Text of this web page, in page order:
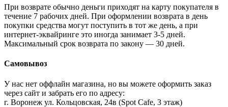
При возврате обычно деньги приходят на карту покупателя в
течение 7 рабочих дней. При оформлении возврата в день
покупки средства могут поступить в тот же день, а при
интернет-эквайринге это иногда занимает 3-5 дней.
Максимальный срок возврата по закону — 30 дней.
Самовывоз
У нас нет оффлайн магазина, но вы можете оформить заказ
через сайт и забрать его по адресу:
г. Воронеж ул. Кольцовская, 24в (Spot Cafe, 3 этаж)